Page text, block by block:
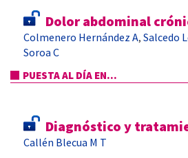
Dolor abdominal
Colmenero Hernández A, Salcedo
Soroa C
PUESTA AL DÍA EN...
Diagnóstico y
Callén Blecua M T